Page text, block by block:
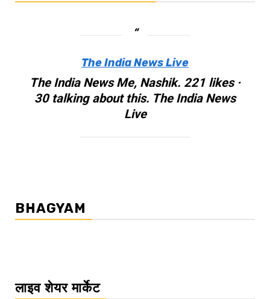
The India News Live
The India News Me, Nashik. 221 likes ·
30 talking about this. The India News
Live
BHAGYAM
लाइव शेयर मार्केट